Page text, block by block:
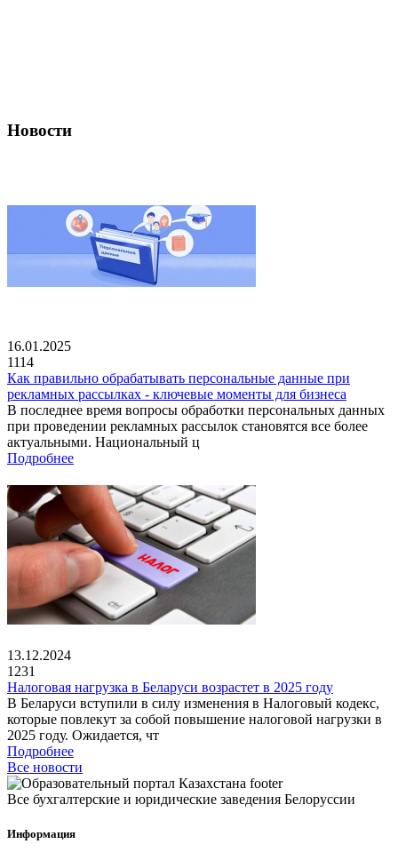
Новости
16.01.2025
1114
Как правильно обрабатывать персональные данные при
рекламных рассылках - ключевые моменты для бизнеса
В последнее время вопросы обработки персональных данных
при проведении рекламных рассылок становятся все более
актуальными. Национальный ц
Подробнее
13.12.2024
1231
Налоговая нагрузка в Беларуси возрастет в 2025 году
В Беларуси вступили в силу изменения в Налоговый кодекс,
которые повлекут за собой повышение налоговой нагрузки в
2025 году. Ожидается, чт
Подробнее
Все новости
Все бухгалтерские и юридические заведения Белоруссии
Информация